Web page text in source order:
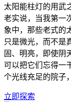
太阳能柱灯的用武
老实说，当我第一
象中，那些老式的
只是微光，而不是
固、明亮，即使阴
可以把它们忘得一
个光线充足的院子
立即探索